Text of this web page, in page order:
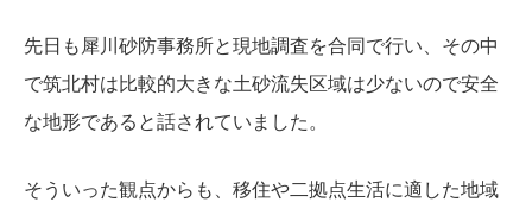
先日も犀川砂防事務所と現地調査を合同で行い、その中
で筑北村は比較的大きな土砂流失区域は少ないので安全
な地形であると話されていました。
そういった観点からも、移住や二拠点生活に適した地域